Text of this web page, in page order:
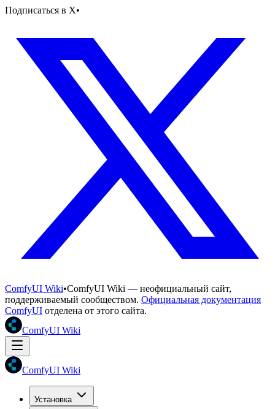
Подписаться в X•
ComfyUI Wiki•ComfyUI Wiki — неофициальный сайт,
поддерживаемый сообществом. Официальная документация
ComfyUI отделена от этого сайта.
ComfyUI Wiki
ComfyUI Wiki
Установка